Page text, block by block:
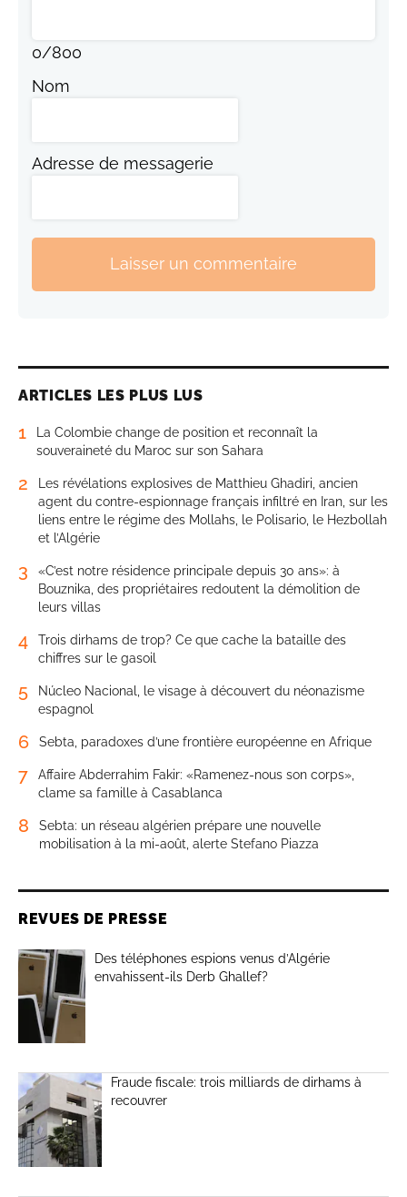
0/800
Nom
Adresse de messagerie
Laisser un commentaire
ARTICLES LES PLUS LUS
1
La Colombie change de position et reconnaît la
souveraineté du Maroc sur son Sahara
2
Les révélations explosives de Matthieu Ghadiri, ancien
agent du contre-espionnage français infiltré en Iran, sur les
liens entre le régime des Mollahs, le Polisario, le Hezbollah
et l’Algérie
3
«C’est notre résidence principale depuis 30 ans»: à
Bouznika, des propriétaires redoutent la démolition de
leurs villas
4
Trois dirhams de trop? Ce que cache la bataille des
chiffres sur le gasoil
5
Núcleo Nacional, le visage à découvert du néonazisme
espagnol
6 Sebta, paradoxes d’une frontière européenne en Afrique
7
Affaire Abderrahim Fakir: «Ramenez-nous son corps»,
clame sa famille à Casablanca
8
Sebta: un réseau algérien prépare une nouvelle
mobilisation à la mi-août, alerte Stefano Piazza
REVUES DE PRESSE
Des téléphones espions venus d’Algérie
envahissent-ils Derb Ghallef?
Fraude fiscale: trois milliards de dirhams à
recouvrer